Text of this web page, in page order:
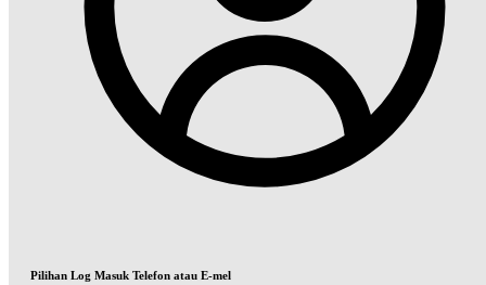
Pilihan Log Masuk Telefon atau E-mel